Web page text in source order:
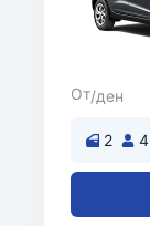
От/ден
2 4